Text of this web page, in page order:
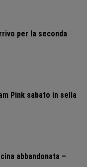
per la seconda
Pink sabato in sella
abbandonata –